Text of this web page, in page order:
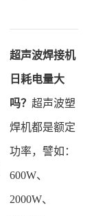
超声波焊接机
日耗电量大
吗？ 超声波塑
焊机都是额定
功率，譬如：
600W、
2000W、